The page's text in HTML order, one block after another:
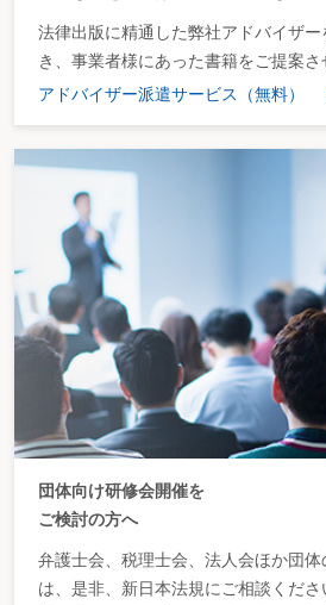
法律出版に精通した弊社アドバイザ
き、事業者様にあった書籍をご提案さ
アドバイザー派遣サービス（無料）
団体向け研修会開催を
ご検討の方へ
弁護士会、税理士会、法人会ほか団
は、是非、新日本法規にご相談くだ